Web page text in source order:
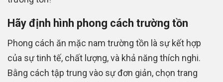
Hãy định hình phong cách trường tồn
Phong cách ăn mặc nam trường tồn là sự kết hợp
của sự tinh tế, chất lượng, và khả năng thích nghi.
Bằng cách tập trung vào sự đơn giản, chọn trang